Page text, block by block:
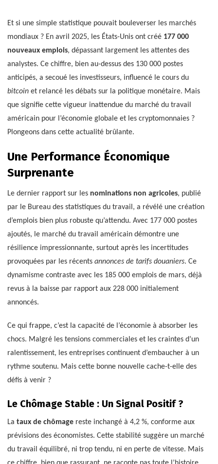
Et si une simple statistique pouvait bouleverser les marchés
mondiaux ? En avril 2025, les États-Unis ont créé 177 000
nouveaux emplois, dépassant largement les attentes des
analystes. Ce chiffre, bien au-dessus des 130 000 postes
anticipés, a secoué les investisseurs, influencé le cours du
bitcoin et relancé les débats sur la politique monétaire. Mais
que signifie cette vigueur inattendue du marché du travail
américain pour l’économie globale et les cryptomonnaies ?
Plongeons dans cette actualité brûlante.
Une Performance Économique
Surprenante
Le dernier rapport sur les nominations non agricoles, publié
par le Bureau des statistiques du travail, a révélé une création
d’emplois bien plus robuste qu’attendu. Avec 177 000 postes
ajoutés, le marché du travail américain démontre une
résilience impressionnante, surtout après les incertitudes
provoquées par les récents annonces de tarifs douaniers. Ce
dynamisme contraste avec les 185 000 emplois de mars, déjà
revus à la baisse par rapport aux 228 000 initialement
annoncés.
Ce qui frappe, c’est la capacité de l’économie à absorber les
chocs. Malgré les tensions commerciales et les craintes d’un
ralentissement, les entreprises continuent d’embaucher à un
rythme soutenu. Mais cette bonne nouvelle cache-t-elle des
défis à venir ?
Le Chômage Stable : Un Signal Positif ?
La taux de chômage reste inchangé à 4,2 %, conforme aux
prévisions des économistes. Cette stabilité suggère un marché
du travail équilibré, ni trop tendu, ni en perte de vitesse. Mais